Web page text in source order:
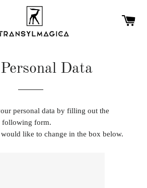
Data
personal data by filling out the
following form.
like to change in the box below.